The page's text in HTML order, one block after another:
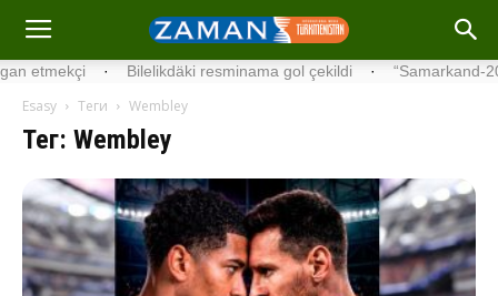
resminama gol çekildi · “Samarkand-2028” emeli
Esasy Теги Wembley
Тег: Wembley